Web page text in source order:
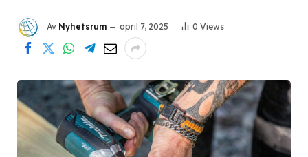
Av Nyhetsrum april 7, 2025 0 Views